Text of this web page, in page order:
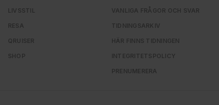
LIVSSTIL
RESA
QRUISER
SHOP
VANLIGA FRÅGOR OCH SVAR
TIDNINGSARKIV
HÄR FINNS TIDNINGEN
INTEGRITETSPOLICY
PRENUMERERA